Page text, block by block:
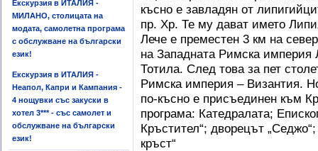
Екскурзия в ИТАЛИЯ -
МИЛАНО, столицата на
модата, самолетна програма
с обслужване на български
език!
Екскурзия в ИТАЛИЯ -
Неапол, Капри и Кампания -
4 нощувки със закуски в
хотел 3*** - със самолет и
обслужване на български
език!
късно е завладян от
пр. Хр. Те му дават името
Лече е преместен 3 км на
на Западната Римска империя
Тотила. След това за пет
Римска империя – Византия.
по-късно е присъединен към
програма: Катедралата;
Кръстител“; дворецът
кръст“